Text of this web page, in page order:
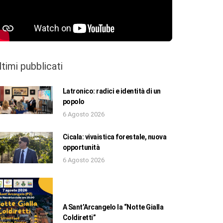
pubblicati
Latronico: radici e identità di un
popolo
6 Agosto 2026
Cicala: vivaistica forestale, nuova
opportunità
6 Agosto 2026
A Sant’Arcangelo la “Notte Gialla
Coldiretti”